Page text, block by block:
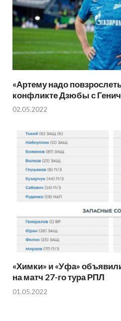
«Артему надо
конфликте Дзюбы с
02.05.2022
«Химки» и «Уфа»
на матч 27-го тура РПЛ
01.05.2022